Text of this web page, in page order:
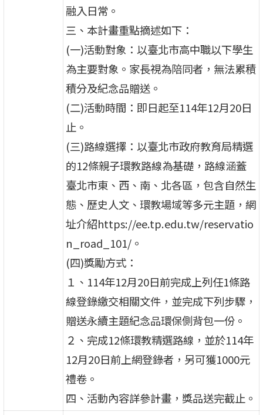
融入日常。
三、本計畫重點摘述如下：
(一)活動對象：以臺北市高中職以下學生
為主要對象。家長視為陪同者，無法累積
積分及紀念品贈送。
(二)活動時間：即日起至114年12月20日
止。
(三)路線選擇：以臺北市政府教育局精選
的12條親子環教路線為基礎，路線涵蓋
臺北市東、西、南、北各區，包含自然生
態、歷史人文、環教場域等多元主題，網
址介紹https://ee.tp.edu.tw/reservatio
n_road_101/。
(四)獎勵方式：
１、114年12月20日前完成上列任1條路
線登錄繳交相關文件，並完成下列步驟，
贈送永續主題紀念品環保側背包一份。
２、完成12條環教精選路線，並於114年
12月20日前上網登錄者，另可獲1000元
禮卷。
四、活動內容詳參計畫，獎品送完截止。